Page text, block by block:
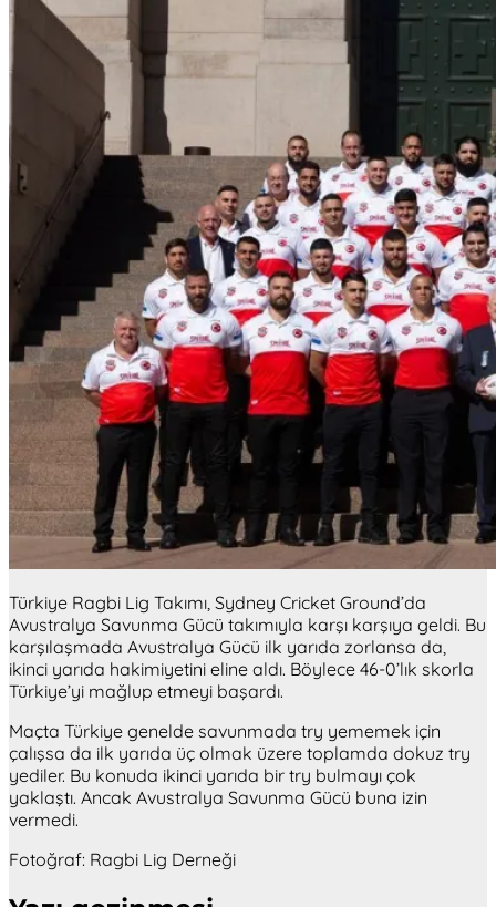
Türkiye Ragbi Lig Takımı, Sydney Cricket Ground’da
Avustralya Savunma Gücü takımıyla karşı karşıya geldi. Bu
karşılaşmada Avustralya Gücü ilk yarıda zorlansa da,
ikinci yarıda hakimiyetini eline aldı. Böylece 46-0’lık skorla
Türkiye’yi mağlup etmeyi başardı.
Maçta Türkiye genelde savunmada try yememek için
çalışsa da ilk yarıda üç olmak üzere toplamda dokuz try
yediler. Bu konuda ikinci yarıda bir try bulmayı çok
yaklaştı. Ancak Avustralya Savunma Gücü buna izin
vermedi.
Fotoğraf: Ragbi Lig Derneği